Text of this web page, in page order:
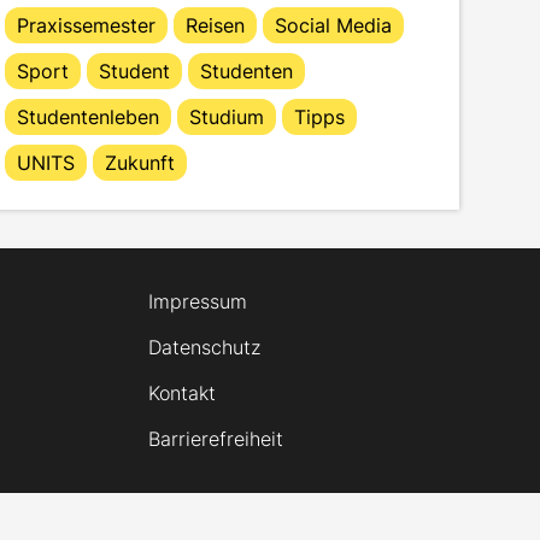
Praxissemester
Reisen
Social Media
Sport
Student
Studenten
Studentenleben
Studium
Tipps
UNITS
Zukunft
Impressum
Datenschutz
Kontakt
Barrierefreiheit